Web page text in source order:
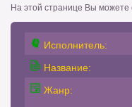
На этой странице Вы можете
Исполнитель:
Название:
Жанр: